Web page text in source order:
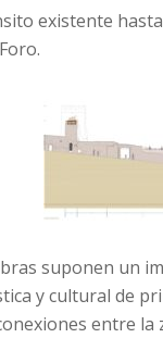
existente
suponen un
y cultural de
entre